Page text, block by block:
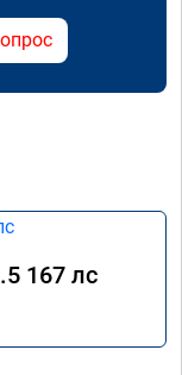
167 лс